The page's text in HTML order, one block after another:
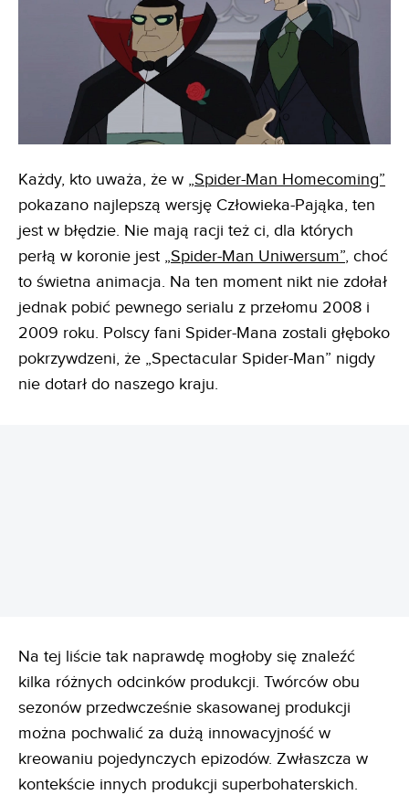
Każdy, kto uważa, że w „Spider-Man Homecoming”
pokazano najlepszą wersję Człowieka-Pająka, ten
jest w błędzie. Nie mają racji też ci, dla których
perłą w koronie jest „Spider-Man Uniwersum”, choć
to świetna animacja. Na ten moment nikt nie zdołał
jednak pobić pewnego serialu z przełomu 2008 i
2009 roku. Polscy fani Spider-Mana zostali głęboko
pokrzywdzeni, że „Spectacular Spider-Man” nigdy
nie dotarł do naszego kraju.
Na tej liście tak naprawdę mogłoby się znaleźć
kilka różnych odcinków produkcji. Twórców obu
sezonów przedwcześnie skasowanej produkcji
można pochwalić za dużą innowacyjność w
kreowaniu pojedynczych epizodów. Zwłaszcza w
kontekście innych produkcji superbohaterskich.